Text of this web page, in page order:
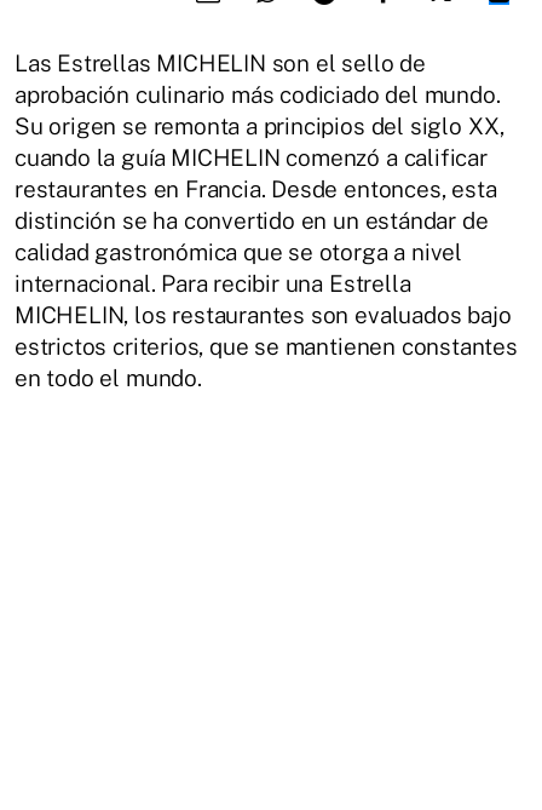
Las Estrellas MICHELIN son el sello de
aprobación culinario más codiciado del mundo.
Su origen se remonta a principios del siglo XX,
cuando la guía MICHELIN comenzó a calificar
restaurantes en Francia. Desde entonces, esta
distinción se ha convertido en un estándar de
calidad gastronómica que se otorga a nivel
internacional. Para recibir una Estrella
MICHELIN, los restaurantes son evaluados bajo
estrictos criterios, que se mantienen constantes
en todo el mundo.